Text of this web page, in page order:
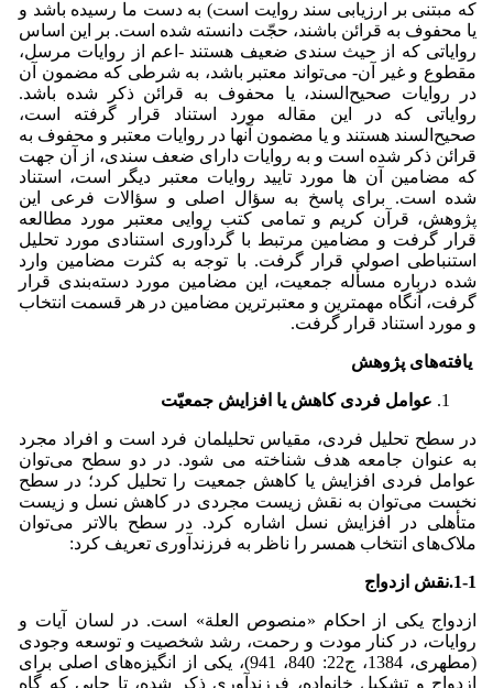
که مبتنی بر ارزیابی سند روایت است) به دست ما رسیده باشد و
یا محفوف به قرائن باشند، حجّت دانسته شده است. بر این اساس
روایاتی که از حیث سندی ضعیف هستند -اعم از روایات مرسل،
مقطوع و غیر آن- می‌تواند معتبر باشد، به شرطی که مضمون آن
در روایات صحیح‌السند، یا محفوف به قرائن ذکر شده باشد.
روایاتی که در این مقاله مورد استناد قرار گرفته است،‌
صحیح‌السند هستند و یا مضمون آنها در روایات معتبر و محفوف به
قرائن ذکر شده است و به روایات دارای ضعف سندی، از آن جهت
که مضامین آن ها مورد تایید روایات معتبر دیگر است، استناد
شده‌ است. برای پاسخ به سؤال اصلی و سؤالات فرعی این
پژوهش، قرآن کریم و تمامی کتب روایی معتبر مورد مطالعه
قرار گرفت و مضامین مرتبط با گردآوری استنادی مورد تحلیل
استنباطی اصولی قرار گرفت. با توجه به کثرت مضامین وارد
شده درباره مسأله جمعیت، این مضامین مورد دسته‌بندی قرار
گرفت، آنگاه مهمترین و معتبرترین مضامین در هر قسمت انتخاب
و مورد استناد قرار گرفت.
یافته‌های پژوهش
عوامل فردی کاهش یا افزایش جمعیّت
در سطح تحلیل فردی، مقیاس تحلیلمان فرد است و افراد مجرد
به عنوان جامعه هدف شناخته می شود. در دو سطح می‌توان
عوامل فردی افزایش یا کاهش جمعیت را تحلیل کرد؛ در سطح
نخست می‌توان به نقش زیست مجردی در کاهش نسل و زیست
متأهلی در افزایش نسل اشاره کرد. در سطح بالاتر می‌توان
ملاک‌های انتخاب همسر را ناظر به فرزندآوری تعریف کرد:
1-1. نقش ازدواج
ازدواج یکی از احکام «منصوص العلة» است. در لسان آیات و
روایات، در کنار مودت و رحمت، رشد شخصیت و توسعه وجودی
(مطهری، 1384، ج22: 840، 941)، یکی از انگیزه‌های اصلی برای
ازدواج و تشکیل خانواده، فرزندآوری ذکر شده، تا جایی که گاه